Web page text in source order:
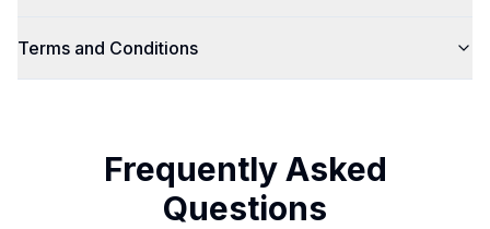
Terms and Conditions
Frequently Asked
Questions